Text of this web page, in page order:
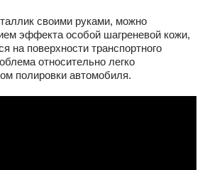
своими руками, можно
эффекта особой шагреневой кожи,
на поверхности транспортного
относительно легко
полировки автомобиля.